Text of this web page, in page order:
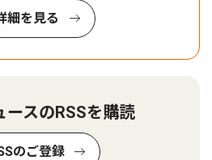
細を見る
ースのRSSを購読
のご登録